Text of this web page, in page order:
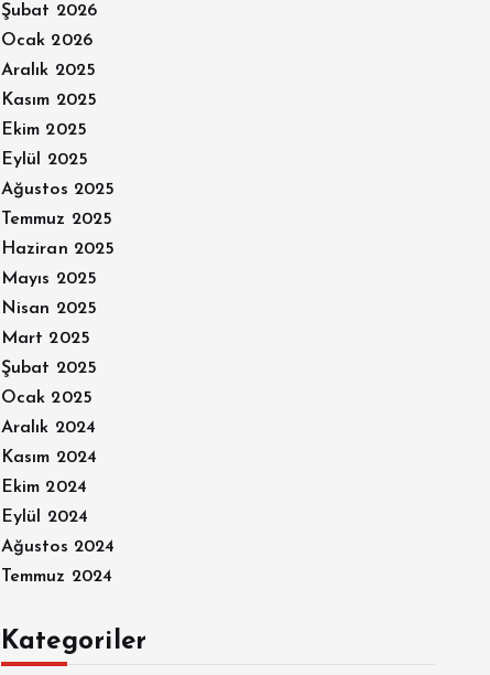
Şubat 2026
Ocak 2026
Aralık 2025
Kasım 2025
Ekim 2025
Eylül 2025
Ağustos 2025
Temmuz 2025
Haziran 2025
Mayıs 2025
Nisan 2025
Mart 2025
Şubat 2025
Ocak 2025
Aralık 2024
Kasım 2024
Ekim 2024
Eylül 2024
Ağustos 2024
Temmuz 2024
Kategoriler